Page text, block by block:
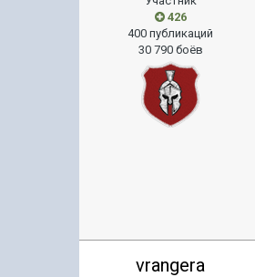
426
400 публикаций
30 790 боёв
vrangera